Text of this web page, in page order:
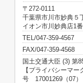
〒272-0111
千葉県市川市妙典５
イオン市川妙典店1
TEL/047-359-4567
FAX/047-359-4568
国土交通大臣 (3) 第
【プライバシーマー
号 17001269（07）